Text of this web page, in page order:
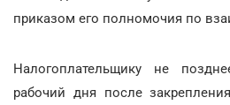
приказом его полномочия по
Налогоплательщику не
рабочий дня после